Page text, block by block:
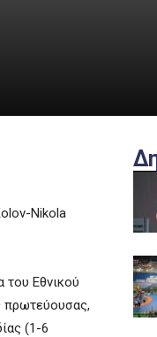
Nikola
του Εθνικού
πρωτεύουσας,
(1-6